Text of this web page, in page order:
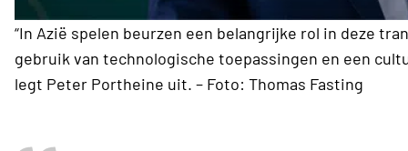
“In Azië spelen beurzen een belangrijke rol in deze
gebruik van technologische toepassingen en een
legt Peter Portheine uit. – Foto: Thomas Fasting